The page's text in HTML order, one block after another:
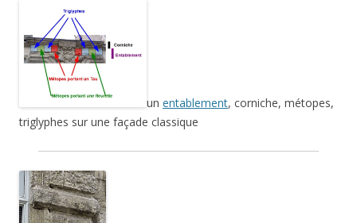
un entablement, corniche, métopes,
triglyphes sur une façade classique